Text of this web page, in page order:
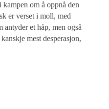
om å oppnå den
er verset i moll, med
antyder et håp, men også
mest desperasjon,